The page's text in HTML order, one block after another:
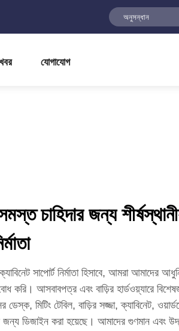
যোগাযোগ
চাহিদার জন্য
সাপোর্ট নির্মাতা হিসাবে, আমরা আমাদের
করি। আসবাবপত্র এবং বাড়ির হার্ডওয়্যারে
ডেস্ক, মিটিং টেবিল, বাড়ির সজ্জা, ক্যাবিনেট,
ডিজাইন করা হয়েছে। আমাদের গুণমান এবং